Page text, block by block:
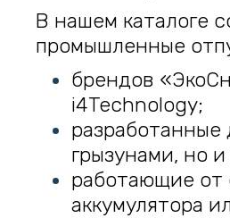
В нашем каталоге
промышленные
брендов
i4Technology;
разработанные
грызунами, но
работающие от
аккумулятора